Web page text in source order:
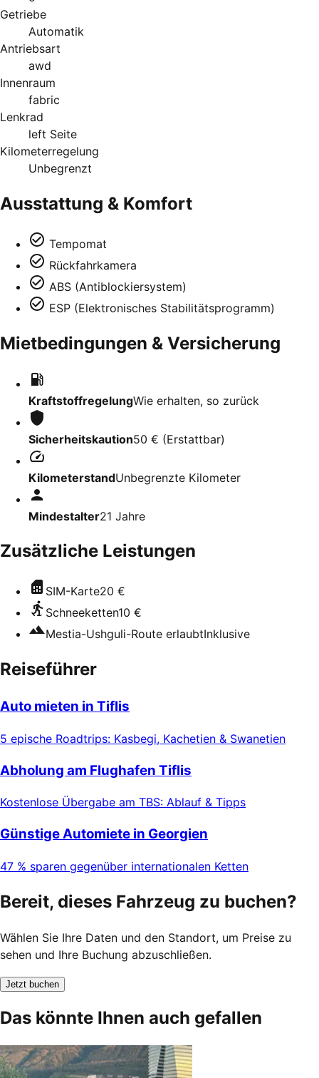
Getriebe
Automatik
Antriebsart
awd
Innenraum
fabric
Lenkrad
left Seite
Kilometerregelung
Unbegrenzt
Ausstattung & Komfort
Tempomat
Rückfahrkamera
ABS (Antiblockiersystem)
ESP (Elektronisches Stabilitätsprogramm)
Mietbedingungen & Versicherung
KraftstoffregelungWie erhalten, so zurück
Sicherheitskaution50 € (Erstattbar)
KilometerstandUnbegrenzte Kilometer
Mindestalter21 Jahre
Zusätzliche Leistungen
SIM-Karte20 €
Schneeketten10 €
Mestia-Ushguli-Route erlaubtInklusive
Reiseführer
Auto mieten in Tiflis
5 epische Roadtrips: Kasbegi, Kachetien & Swanetien
Abholung am Flughafen Tiflis
Kostenlose Übergabe am TBS: Ablauf & Tipps
Günstige Automiete in Georgien
47 % sparen gegenüber internationalen Ketten
Bereit, dieses Fahrzeug zu buchen?
Wählen Sie Ihre Daten und den Standort, um Preise zu
sehen und Ihre Buchung abzuschließen.
Jetzt buchen
Das könnte Ihnen auch gefallen